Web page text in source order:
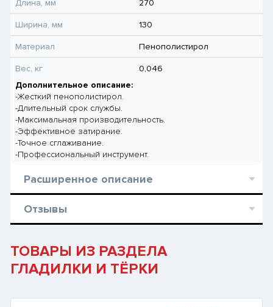
Длина, мм 270
Ширина, мм 130
Материал Пенополистирол
Вес, кг
0,046
Дополнительное описание:
-Жесткий пенополистирол.
-Длительный срок службы.
-Максимальная производительность.
-Эффективное затирание.
-Точное сглаживание.
-Профессиональный инструмент.
Расширенное описание
Отзывы
ТОВАРЫ ИЗ РАЗДЕЛА
ГЛАДИЛКИ И ТЁРКИ